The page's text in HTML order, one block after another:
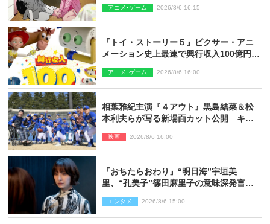
アニメ･ゲーム 2026/8/6 16:15
『トイ・ストーリー５』ピクサー・アニ
メーション史上最速で興行収入100億円突
アニメ･ゲーム 2026/8/6 16:00
相葉雅紀主演『４アウト』黒島結菜＆松
本利夫らが写る新場面カット公開 キャ
映画 2026/8/6 16:00
『おちたらおわり』“明日海”宇垣美
里、“孔美子”篠田麻里子の意味深発言に
開」
エンタメ 2026/8/6 15:00